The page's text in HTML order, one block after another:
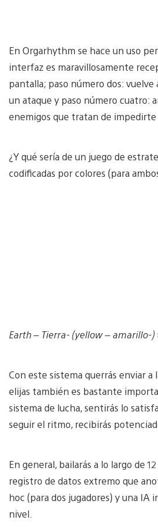
En Orgarhythm se hace un uso
interfaz es maravillosamente
pantalla; paso número dos:
un ataque y paso número cuatro:
enemigos que tratan de impedirte
¿Y qué sería de un juego de
codificadas por colores (para
Earth – Tierra- (yellow – amarillo-
Con este sistema querrás enviar
elijas también es bastante
sistema de lucha, sentirás lo
seguir el ritmo, recibirás
En general, bailarás a lo largo de
registro de datos extremo que
hoc (para dos jugadores) y una IA
nivel.